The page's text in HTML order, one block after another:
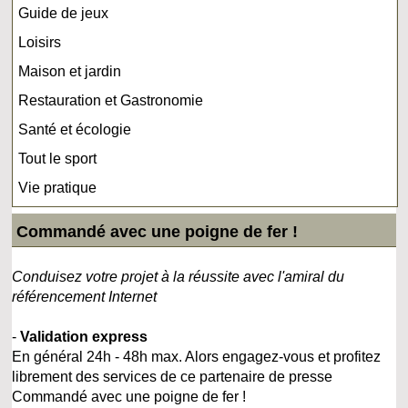
Guide de jeux
Loisirs
Maison et jardin
Restauration et Gastronomie
Santé et écologie
Tout le sport
Vie pratique
Commandé avec une poigne de fer !
Conduisez votre projet à la réussite avec l'amiral du
référencement Internet
-Validation express
En général 24h - 48h max. Alors engagez-vous et profitez
librement des services de ce partenaire de presse
Commandé avec une poigne de fer !